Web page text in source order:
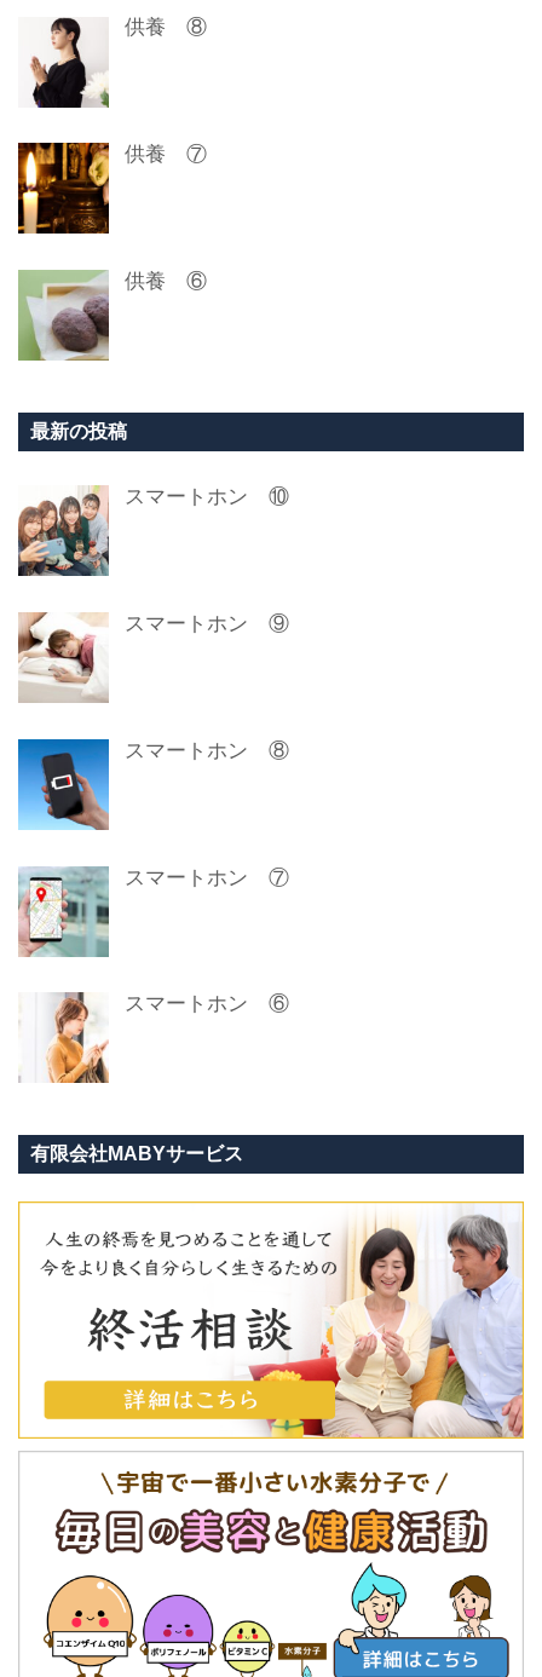
供養 ⑧
供養 ⑦
供養 ⑥
最新の投稿
スマートホン ⑩
スマートホン ⑨
スマートホン ⑧
スマートホン ⑦
スマートホン ⑥
有限会社MABYサービス